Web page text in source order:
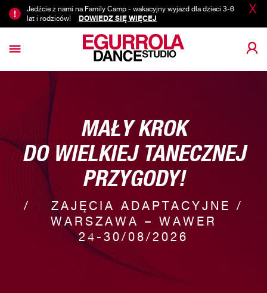
X
Jedźcie z nami na Family Camp - wakacyjny wyjazd dla dzieci 3-6
lat i rodziców!
DOWIEDZ SIĘ WIĘCEJ
MAŁY KROK
DO WIELKIEJ TANECZNEJ
PRZYGODY!
ZAJĘCIA ADAPTACYJNE /
WARSZAWA – WAWER
24-30/08/2026